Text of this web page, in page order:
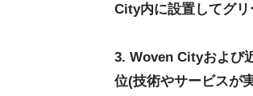
City内に設置してグリ
3. Woven Cityおよび
位(技術やサービスが